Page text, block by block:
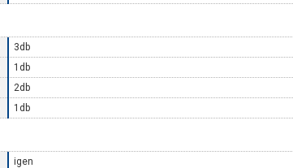
3db
1db
2db
1db
igen